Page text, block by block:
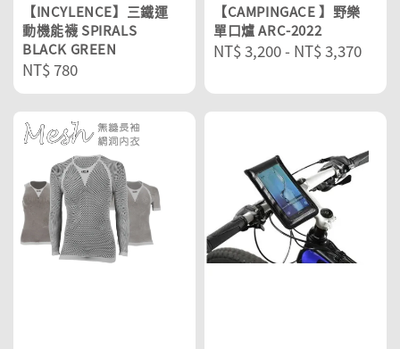
【INCYLENCE】三鐵運
動機能襪 SPIRALS
BLACK GREEN
Regular
price
NT$ 780
【CAMPINGACE 】野樂
單口爐 ARC-2022
Regular
NT$ 3,200- NT$ 3,370